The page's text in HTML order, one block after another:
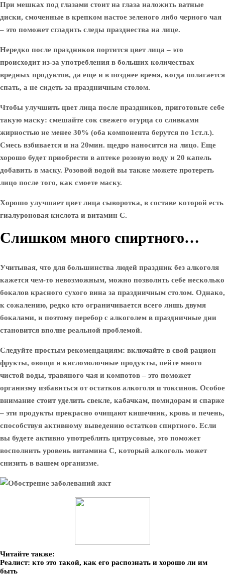
При мешках под глазами стоит на глаза наложить ватные
диски, смоченные в крепком настое зеленого либо черного чая
– это поможет сгладить следы празднества на лице.
Нередко после праздников портится цвет лица – это
происходит из-за употребления в больших количествах
вредных продуктов, да еще и в позднее время, когда полагается
спать, а не сидеть за праздничным столом.
Чтобы улучшить цвет лица после праздников, приготовьте себе
такую маску: смешайте сок свежего огурца со сливками
жирностью не менее 30% (оба компонента берутся по 1ст.л.).
Смесь взбивается и на 20мин. щедро наносится на лицо. Еще
хорошо будет приобрести в аптеке розовую воду и 20 капель
добавить в маску. Розовой водой вы также можете протереть
лицо после того, как смоете маску.
Хорошо улучшает цвет лица сыворотка, в составе которой есть
гиалуроновая кислота и витамин С.
Слишком много спиртного…
Учитывая, что для большинства людей праздник без алкоголя
кажется чем-то невозможным, можно позволить себе несколько
бокалов красного сухого вина за праздничным столом. Однако,
к сожалению, редко кто ограничивается всего лишь двумя
бокалами, и поэтому перебор с алкоголем в праздничные дни
становится вполне реальной проблемой.
Следуйте простым рекомендациям: включайте в свой рацион
фрукты, овощи и кисломолочные продукты, пейте много
чистой воды, травяного чая и компотов – это поможет
организму избавиться от остатков алкоголя и токсинов. Особое
внимание стоит уделить свекле, кабачкам, помидорам и спарже
– эти продукты прекрасно очищают кишечник, кровь и печень,
способствуя активному выведению остатков спиртного. Если
вы будете активно употреблять цитрусовые, это поможет
восполнить уровень витамина С, который алкоголь может
снизить в вашем организме.
Читайте также:
Реалист: кто это такой, как его распознать и хорошо ли им
быть